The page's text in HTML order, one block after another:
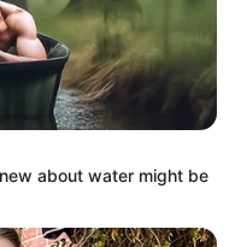
about water might be